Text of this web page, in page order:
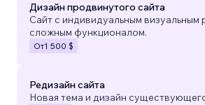
Дизайн продвинутого сайта
Сайт с индивидуальным визуальным
сложным функционалом.
От1 500 $
Редизайн сайта
Новая тема и дизайн